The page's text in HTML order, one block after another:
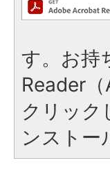
す。お持
Reader
クリック
ンストー